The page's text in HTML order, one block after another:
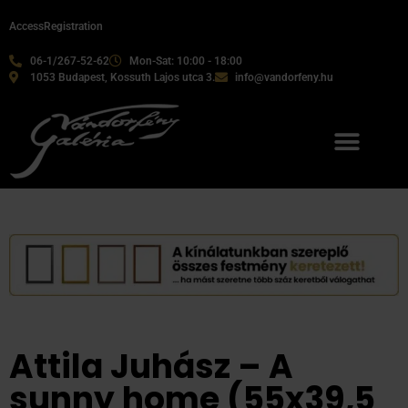
06-1/267-52-62
Mon-Sat: 10:00 - 18:00
1053 Budapest, Kossuth Lajos utca 3.
info@vandorfeny.hu
AccessRegistration
Attila Juhász – A